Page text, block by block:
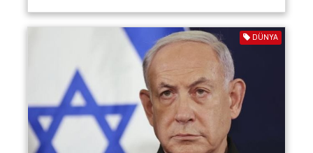
DÜNYA